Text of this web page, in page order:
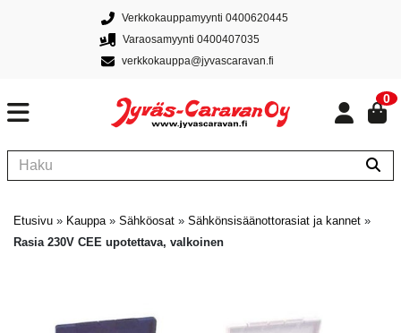
Verkkokauppamyynti 0400620445
Varaosamyynti 0400407035
verkkokauppa@jyvascaravan.fi
0
Etusivu » Kauppa» Sähköosat » Sähkönsisäänottorasiat ja kannet »
Rasia 230V CEE upotettava, valkoinen